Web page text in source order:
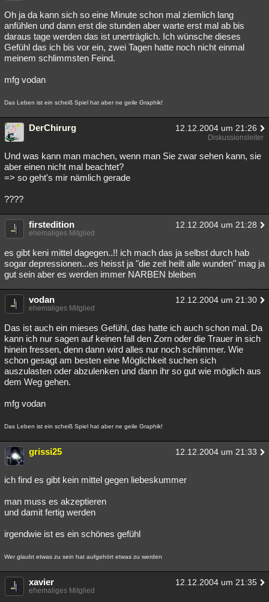
Oh ja da kann sich so eine Minute schon mal ziemlich lang
anfühlen und dann erst die stunden aber warte erst mal ab bis
daraus tage werden das ist unerträglich. Ich wünsche dieses
Gefühl das ich bis vor ein, zwei Tagen hatte noch nicht einmal
meinem schlimmsten Feind.
mfg vodan
Das Leben ist ein scheiß Spiel hat aber ne geile Graphik!
DerChirurg 12.12.2004 um 21:26
Diskussionsleiter
Und was kann man machen, wenn man Sie zwar sehen kann, sie
aber einen nicht mal beachtet?
=> so geht's mir nämlich gerade
????
firstedition 12.12.2004 um 21:28
ehemaliges Mitglied
es gibt keni mittel dagegen..!! ich mach das ja selbst durch hab
sogar depressionen...es heisst ja "die zeit heilt alle wunden" mag ja
gut sein aber es werden immer NARBEN bleiben
vodan 12.12.2004 um 21:30
ehemaliges Mitglied
Das ist auch ein mieses Gefühl, das hatte ich auch schon mal. Da
kann ich nur sagen auf keinen fall den Zorn oder die Trauer in sich
hinein fressen, denn dann wird alles nur noch schlimmer. Wie
schon gesagt am besten eine Möglichkeit suchen sich
auszulasten oder abzulenken und dann ihr so gut wie möglich aus
dem Weg gehen.
mfg vodan
Das Leben ist ein scheiß Spiel hat aber ne geile Graphik!
grissi25 12.12.2004 um 21:33
ich find es gibt kein mittel gegen liebeskummer
man muss es akzeptieren
und damit fertig werden
irgendwie ist es ein schönes gefühl
Wer glaubt etwas zu sein hat aufgehört etwas zu werden
xavier 12.12.2004 um 21:35
ehemaliges Mitglied